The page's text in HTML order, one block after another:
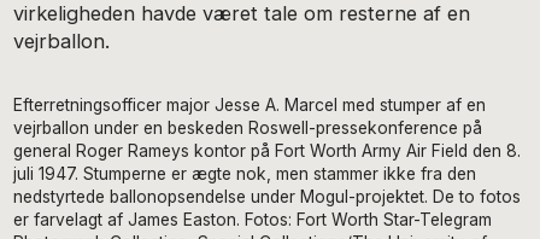
virkeligheden havde været tale om resterne af en
vejrballon.
Efterretningsofficer major Jesse A. Marcel med stumper af en
vejrballon under en beskeden Roswell-pressekonference på
general Roger Rameys kontor på Fort Worth Army Air Field den 8.
juli 1947. Stumperne er ægte nok, men stammer ikke fra den
nedstyrtede ballonopsendelse under Mogul-projektet. De to fotos
er farvelagt af James Easton. Fotos: Fort Worth Star-Telegram